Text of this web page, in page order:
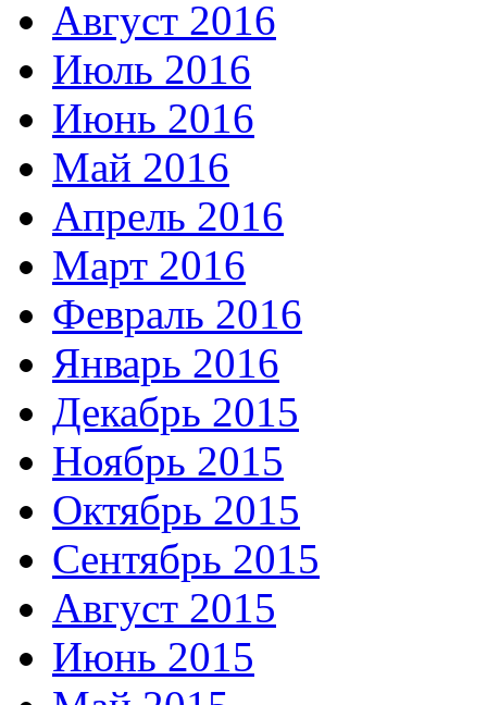
Август 2016
Июль 2016
Июнь 2016
Май 2016
Апрель 2016
Март 2016
Февраль 2016
Январь 2016
Декабрь 2015
Ноябрь 2015
Октябрь 2015
Сентябрь 2015
Август 2015
Июнь 2015